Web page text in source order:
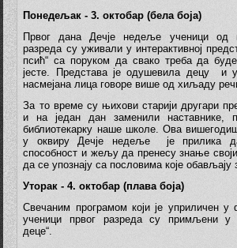
Понедељак - 3. октобар (бела боја)
Првог дана Дечје недеље ученици од
разреда су уживали у интерактивној
псић“ са поруком да свако треба да
јесте. Представа је одушевила децу и
насмејана лица говоре више од хиљаду
За то време су њихови старији другари
и на један дан заменили наставнике,
библиотекарку наше школе. Ова
у оквиру Дечје недеље је прилика
способност и жељу да пренесу знање
да се упознају са пословима које обављају
Уторак - 4. октобар (плава боја)
Свечаним програмом који је уприличен у
ученици првог разреда су примљени у
деце“.